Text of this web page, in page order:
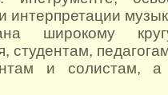
интерпретации
широкому
студентам,
и солистам,